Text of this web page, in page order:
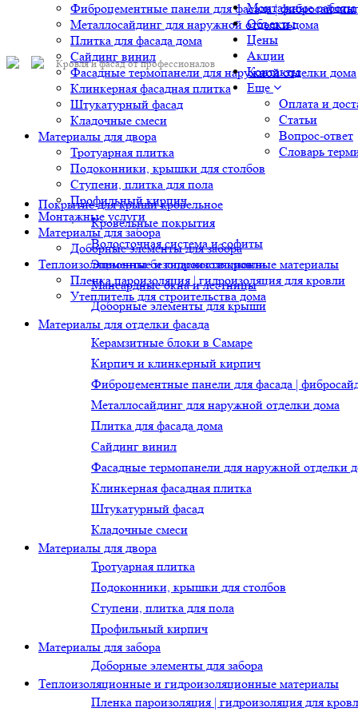
Фиброцементные панели для фасада |
Металлосайдинг для наружной отделки дома
Плитка для фасада дома
Сайдинг винил
Фасадные термопанели для наружной отделки дома
Клинкерная фасадная плитка
Штукатурный фасад
Кладочные смеси
Материалы для двора
Тротуарная плитка
Подоконники, крышки для столбов
Ступени, плитка для пола
Профильный кирпич
Монтажные услуги
Материалы для забора
Доборные элементы для забора
Теплоизоляционные и гидроизоляционные материалы
Пленка пароизоляция | гидроизоляция для кровли
Утеплитель для строительства дома
Кровля и фасад от профессионалов
Монтажные работы
Объекты
Цены
Акции
Контакты
Еще
Оплата и
Статьи
Вопрос-ответ
Словарь
Покрытие для крыши кровельное
Кровельные покрытия
Водосточная система и софиты
Элементы безопасности кровли
Мансардные окна и лестницы
Доборные элементы для крыши
Материалы для отделки фасада
Керамзитные блоки в Самаре
Кирпич и клинкерный кирпич
Фиброцементные панели для фасада |
Металлосайдинг для наружной отделки дома
Плитка для фасада дома
Сайдинг винил
Фасадные термопанели для наружной отделки
Клинкерная фасадная плитка
Штукатурный фасад
Кладочные смеси
Материалы для двора
Тротуарная плитка
Подоконники, крышки для столбов
Ступени, плитка для пола
Профильный кирпич
Материалы для забора
Доборные элементы для забора
Теплоизоляционные и гидроизоляционные материалы
Пленка пароизоляция | гидроизоляция для